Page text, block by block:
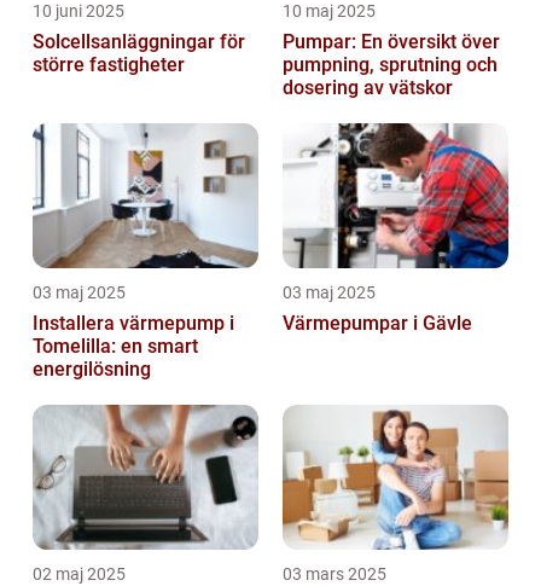
10 juni 2025
Solcellsanläggningar för
större fastigheter
10 maj 2025
Pumpar: En översikt över
pumpning, sprutning och
dosering av vätskor
03 maj 2025
Installera värmepump i
Tomelilla: en smart
energilösning
03 maj 2025
Värmepumpar i Gävle
02 maj 2025 03 mars 2025